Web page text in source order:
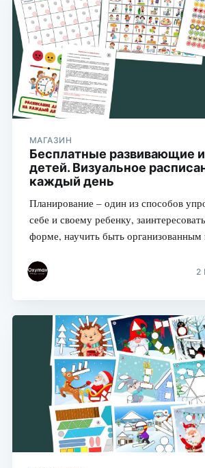
МАГАЗИН
Бесплатные развивающие
детей. Визуальное
каждый день
Планирование – один из способов
себе и своему ребенку,
форме, научить быть
2